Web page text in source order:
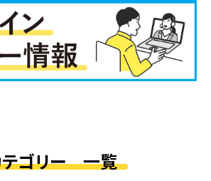
ゴリー 一覧